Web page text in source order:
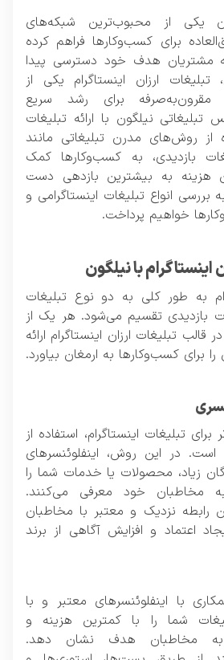
یکی از محبوب‌ترین شبکه‌های
برای کسب‌وکارها فراهم کرده
مشتریان هدف خود دسترسی پیدا
ارزان اینستاگرام یکی از
برای رشد سریع
نیلگون با ارائه تبلیغات
از روش‌های مدرن تبلیغاتی مانند
بازدیدی، به کسب‌وکارها کمک
هزینه به بیشترین بازدهی دست
بررسی انواع تبلیغات اینستاگرامی و
خواهیم پرداخت.
اینستاگرام با نیلگون
به طور کلی به دو نوع تبلیغات
بازدیدی تقسیم می‌شود. هر یک از
تبلیغات ارزان اینستاگرام ارائه
برای کسب‌وکارها به ارمغان بیاورد.
تبلیغات اینستاگرام، استفاده از
است. در این روش، اینفلوئنسرهای
زیاد، محصولات یا خدمات شما را
مخاطبان خود معرفی می‌کنند.
رابطه نزدیک و معتبر با مخاطبان
اعتماد و افزایش آگاهی از برند
با اینفلوئنسرهای معتبر و با
شما را با کمترین هزینه و
به مخاطبان هدف نشان دهد.